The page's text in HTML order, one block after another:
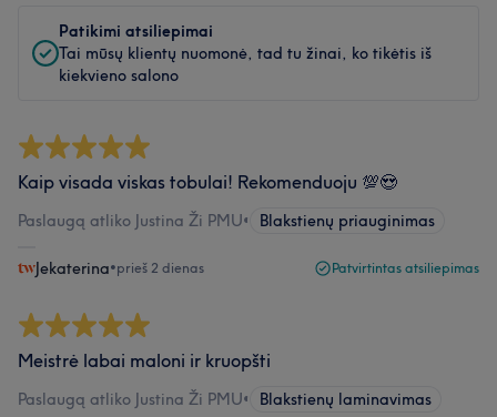
Patikimi atsiliepimai
Tai mūsų klientų nuomonė, tad tu žinai, ko tikėtis iš
kiekvieno salono
Kaip visada viskas tobulai! Rekomenduoju 💯😍
Paslaugą atliko Justina Ži PMU• Blakstienų priauginimas
Jekaterina•prieš 2 dienas Patvirtintas atsiliepimas
Meistrė labai maloni ir kruopšti
Paslaugą atliko Justina Ži PMU• Blakstienų laminavimas